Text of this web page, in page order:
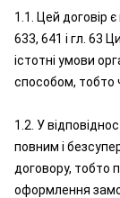
1.1. Цей договір
633, 641 і гл. 63
істотні умови
способом, тобто
1.2. У
повним і
договору, тобто
оформлення